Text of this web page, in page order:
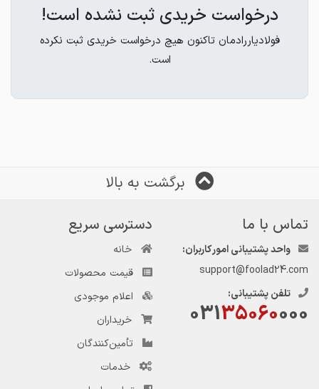
درخواست خریدی ثبت نشده است!
فولادیاررادمان تاکنون هیچ درخواست خریدی ثبت نکرده
است.
برگشت به بالا
تماس با ما
واحد پشتیبانی امور کاربران:
support@foolad24.com
تلفن پشتیبانی:
03135060000
دسترسی سریع
خانه
قیمت محصولات
اعلام موجودی
خریداران
تأمین‌کنندگان
خدمات